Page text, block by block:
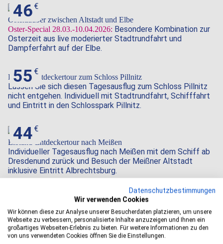
46
Osterzauber zwischen Altstadt und Elbe
Oster-Special 28.03.-10.04.2026: Besondere Kombination zur
Osterzeit aus live moderierter Stadtrundfahrt und
Dampferfahrt auf der Elbe.
55
Pillnitz-Entdeckertour zum Schloss Pillnitz
Lassen Sie sich diesen Tagesausflug zum Schloss Pillnitz
nicht entgehen. Individuell mit Stadtrundfahrt, Schifffahrt
und Eintritt in den Schlosspark Pillnitz.
44
Elbland-Entdeckertour nach Meißen
Individueller Tagesausflug nach Meißen mit dem Schiff ab
Dresdenund zurück und Besuch der Meißner Altstadt
inklusive Eintritt Albrechtsburg.
Weihnachtstouren in Dresden
Erleben Sie die besinnliche Atmosphäre der Advents- und
Weihnachtszeit bei unseren Weihnachtstouren durch das
festlich geschmückte Dresden.
Datenschutzbestimmungen
Wir verwenden Cookies
Wir können diese zur Analyse unserer Besucherdaten platzieren, um unsere
Webseite zu verbessern, personalisierte Inhalte anzuzeigen und Ihnen ein
großartiges Webseiten-Erlebnis zu bieten. Für weitere Informationen zu den
von uns verwendeten Cookies öffnen Sie die Einstellungen.